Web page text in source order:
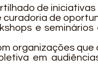
de
curadoria de
e
organizações
em